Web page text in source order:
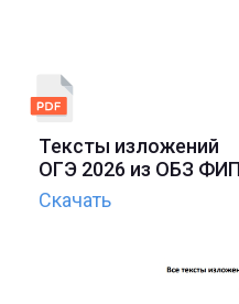
Тексты изложений
ОГЭ 2026 из ОБЗ
Скачать